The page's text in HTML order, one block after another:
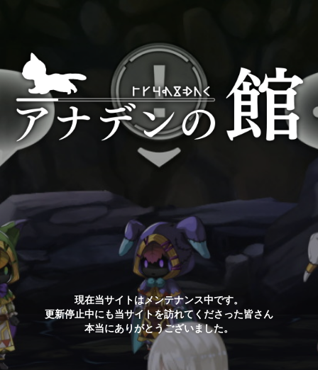
現在当サイトはメンテナンス中です。
更新停止中にも当サイトを訪れてくださった皆さん
本当にありがとうございました。